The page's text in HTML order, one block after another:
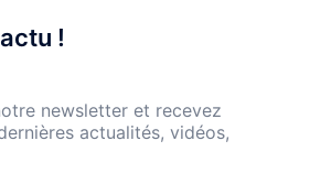
!
newsletter et recevez
actualités, vidéos,